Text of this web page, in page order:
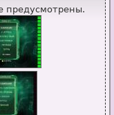
предусмотрены.